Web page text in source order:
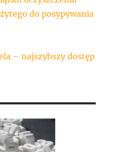
do posypywania
– najszybszy dostęp